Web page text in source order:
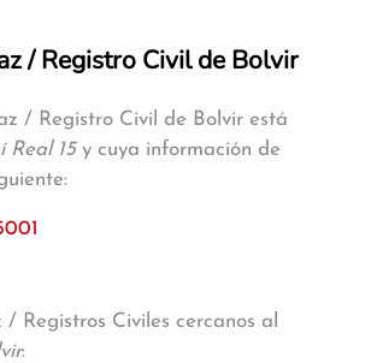
/ Registro Civil de Bolvir
/ Registro Civil de Bolvir está
Real 15y cuya información de
/ Registros Civiles cercanos al
: